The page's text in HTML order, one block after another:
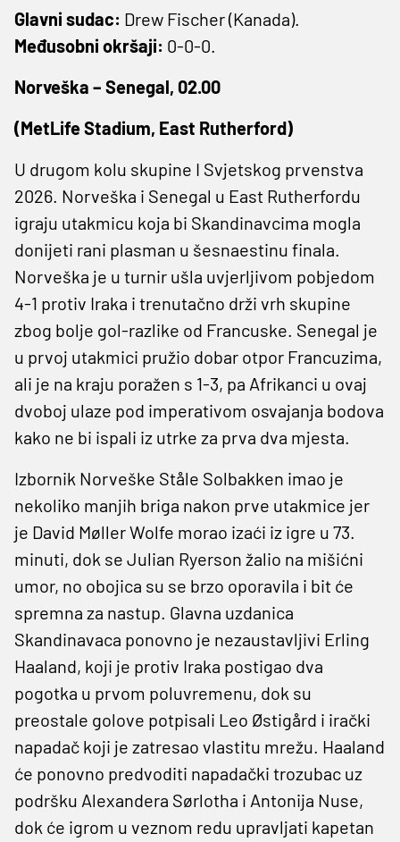
Glavni sudac: Drew Fischer (Kanada).
Međusobni okršaji: 0-0-0.
Norveška – Senegal, 02.00
(MetLife Stadium, East Rutherford)
U drugom kolu skupine I Svjetskog prvenstva
2026. Norveška i Senegal u East Rutherfordu
igraju utakmicu koja bi Skandinavcima mogla
donijeti rani plasman u šesnaestinu finala.
Norveška je u turnir ušla uvjerljivom pobjedom
4-1 protiv Iraka i trenutačno drži vrh skupine
zbog bolje gol-razlike od Francuske. Senegal je
u prvoj utakmici pružio dobar otpor Francuzima,
ali je na kraju poražen s 1-3, pa Afrikanci u ovaj
dvoboj ulaze pod imperativom osvajanja bodova
kako ne bi ispali iz utrke za prva dva mjesta.
Izbornik Norveške Ståle Solbakken imao je
nekoliko manjih briga nakon prve utakmice jer
je David Møller Wolfe morao izaći iz igre u 73.
minuti, dok se Julian Ryerson žalio na mišićni
umor, no obojica su se brzo oporavila i bit će
spremna za nastup. Glavna uzdanica
Skandinavaca ponovno je nezaustavljivi Erling
Haaland, koji je protiv Iraka postigao dva
pogotka u prvom poluvremenu, dok su
preostale golove potpisali Leo Østigård i irački
napadač koji je zatresao vlastitu mrežu. Haaland
će ponovno predvoditi napadački trozubac uz
podršku Alexandera Sørlotha i Antonija Nuse,
dok će igrom u veznom redu upravljati kapetan